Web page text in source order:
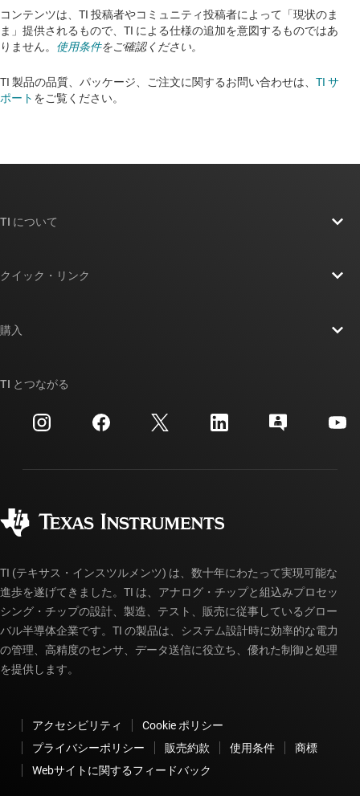
コンテンツは、TI 投稿者やコミュニティ投稿者によって「現状のま
ま」提供されるもので、TI による仕様の追加を意図するものではあ
りません。 使用条件をご確認ください。
TI 製品の品質、パッケージ、ご注文に関するお問い合わせは、 TI サ
ポート をご覧ください。​​​​​​​​​​​​​​
TI について
投資家向け情報
製造
クイック・リンク
クロスリファレンス検索
カスタマー・サポート・センター
myTI アカウントの FAQ
購入
ご注文に関する FAQ
TI とつながる
TI (テキサス・インスツルメンツ) は、数十年にわたって実現可能な
進歩を遂げてきました。TI は、アナログ・チップと組込みプロセッ
シング・チップの設計、製造、テスト、販売に従事しているグロー
バル半導体企業です。TI の製品は、システム設計時に効率的な電力
の管理、高精度のセンサ、データ送信に役立ち、優れた制御と処理
を提供します。
アクセシビリティ
Cookie ポリシー
プライバシーポリシー
販売約款 使用条件
商標
Webサイトに関するフィードバック